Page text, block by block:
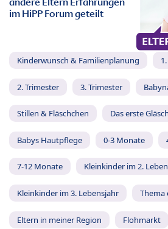
im HiPP Forum geteilt
Kinderwunsch & Familienplanung
2. Trimester 3. Trimester
Stillen & Fläschchen Das erste
Babys Hautpflege 0-3 Monate
7-12 Monate Kleinkinder im 2.
Kleinkinder im 3. Lebensjahr Thema
Eltern in meiner Region Flohmarkt